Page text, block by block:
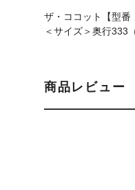
ザ・ココット【型番
＜サイズ＞奥行333
商品レビュー